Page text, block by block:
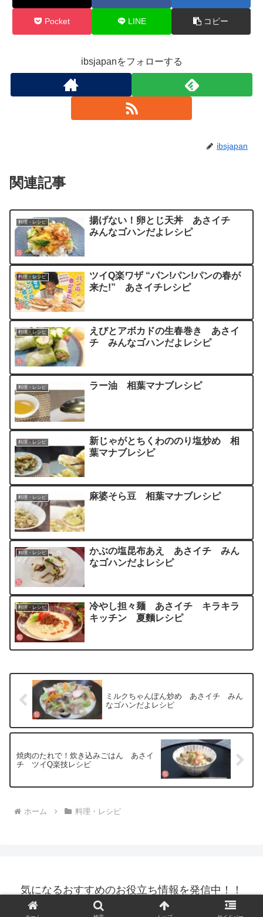
Pocket LINE コピー
ibsjapanをフォローする
ibsjapan
関連記事
料理・レシピ
揚げない！卵とじ天丼 あさイチ
みんなゴハンだよレシピ
料理・レシピ
ツイQ楽ワザ “パン!パン!パンの春が
来た!” あさイチレシピ
料理・レシピ
えびとアボカドの生春巻き あさイ
チ みんなゴハンだよレシピ
料理・レシピ ラー油 相葉マナブレシピ
料理・レシピ
新じゃがとちくわののり塩炒め 相
葉マナブレシピ
料理・レシピ 麻婆そら豆 相葉マナブレシピ
料理・レシピ
かぶの塩昆布あえ あさイチ みん
なゴハンだよレシピ
料理・レシピ
冷やし担々麺 あさイチ キラキラ
キッチン 夏麵レシピ
ミルクちゃんぽん炒め あさイチ みん
なゴハンだよレシピ
焼肉のたれで！炊き込みごはん あさイ
チ ツイQ楽技レシピ
ホーム 料理・レシピ
気になるおすすめのお役立ち情報を発信中！！
© 2021 気になるおすすめのお役立ち情報を発信中！！.